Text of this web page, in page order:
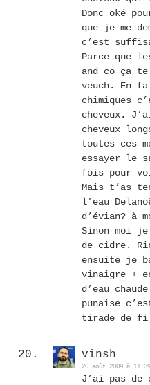
Donc oké
que je me
c’est
Parce que
and co ça
veuch. En
chimiques
cheveux.
cheveux
toutes ces
essayer le
fois pour
Mais t’as
l’eau
d’évian? à
Sinon moi
de cidre.
ensuite je
vinaigre +
d’eau
punaise
tirade de
vinsh
20 août 2009 à 11:39
J’ai pas de